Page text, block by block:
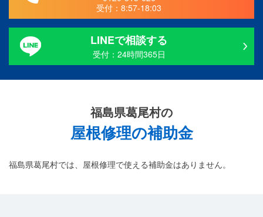
受付：8:57-18:03
LINEで相談する
受付：24時間365日
福島県葛尾村の
屋根修理の補助金
福島県葛尾村では、屋根修理で使える補助金はありません。